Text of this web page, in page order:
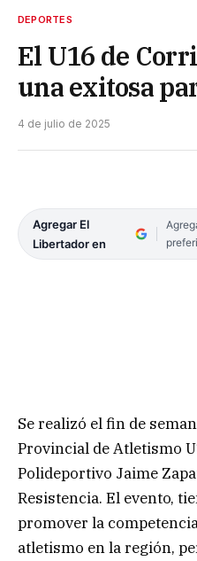
DEPORTES
El U16 de
una exitosa
4 de julio de 2025
Agregar El
Libertador en
Se realizó el fin de
Provincial de Atletismo
Polideportivo Jaime
Resistencia. El evento,
promover la
atletismo en la región,